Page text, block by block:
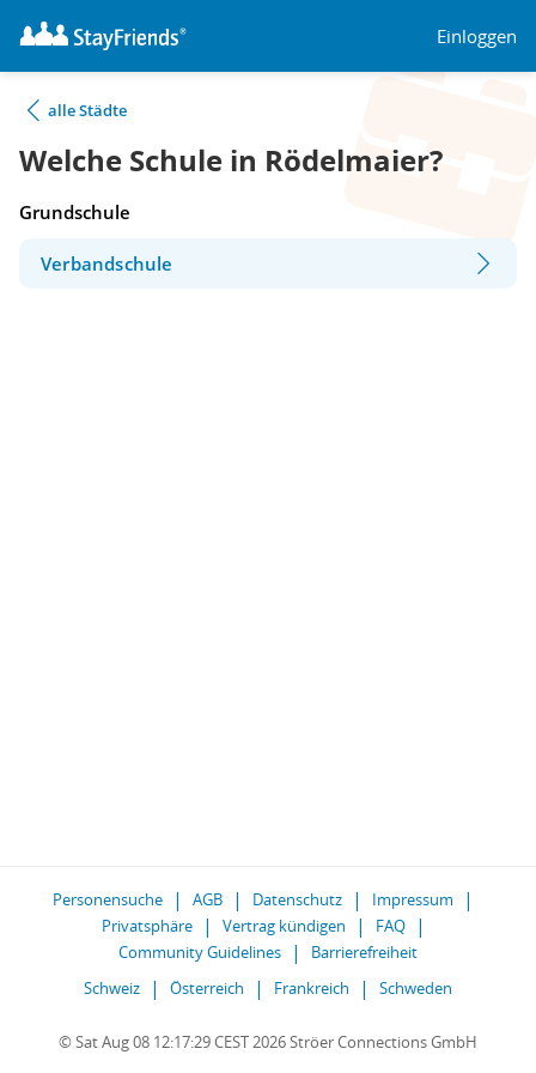
Einloggen
alle Städte
Welche Schule in Rödelmaier?
Grundschule
Verbandschule
Personensuche AGB Datenschutz
Impressum
Privatsphäre
Vertrag kündigen
FAQ
Community Guidelines
Barrierefreiheit
Schweiz
Österreich Frankreich Schweden
© Sat Aug 08 12:17:29 CEST 2026 Ströer Connections GmbH